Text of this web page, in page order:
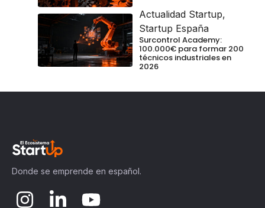
Actualidad Startup,
Startup España
Surcontrol Academy:
100.000€ para formar 200
técnicos industriales en
2026
Donde se emprende en español.